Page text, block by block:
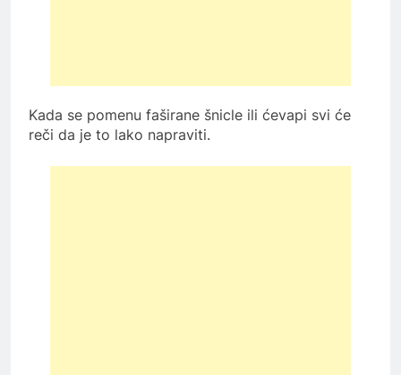
Kada se pomenu faširane šnicle ili ćevapi svi će
reči da je to lako napraviti.